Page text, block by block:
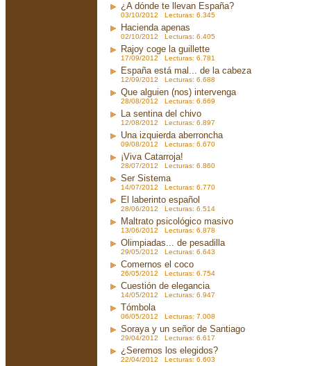
¿A dónde te llevan España?
03/10/2012 Lecturas: 6.345
Hacienda apenas
02/10/2012 Lecturas: 6.405
Rajoy coge la guillette
17/09/2012 Lecturas: 6.781
España está mal... de la cabeza
12/09/2012 Lecturas: 6.688
Que alguien (nos) intervenga
28/08/2012 Lecturas: 6.669
La sentina del chivo
12/08/2012 Lecturas: 6.897
Una izquierda aberroncha
09/08/2012 Lecturas: 6.670
¡Viva Catarroja!
28/07/2012 Lecturas: 6.860
Ser Sistema
14/07/2012 Lecturas: 6.770
El laberinto español
28/06/2012 Lecturas: 6.514
Maltrato psicológico masivo
13/06/2012 Lecturas: 6.878
Olimpiadas... de pesadilla
29/05/2012 Lecturas: 6.643
Comernos el coco
26/05/2012 Lecturas: 6.754
Cuestión de elegancia
14/05/2012 Lecturas: 6.947
Tómbola
06/05/2012 Lecturas: 7.008
Soraya y un señor de Santiago
29/04/2012 Lecturas: 6.617
¿Seremos los elegidos?
22/04/2012 Lecturas: 6.603